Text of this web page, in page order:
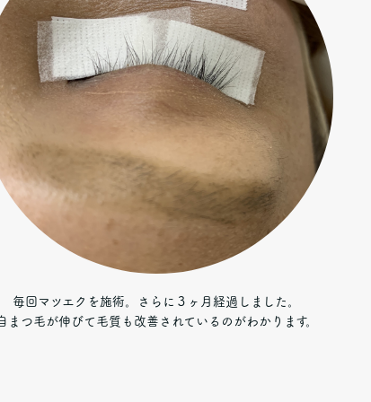
毎回マツエクを施術。さらに３ヶ月経過しました。
まつ毛が伸びて毛質も改善されているのがわかります。